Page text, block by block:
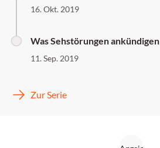
16. Okt. 2019
Was Sehstörungen ankündigen
11. Sep. 2019
Zur Serie